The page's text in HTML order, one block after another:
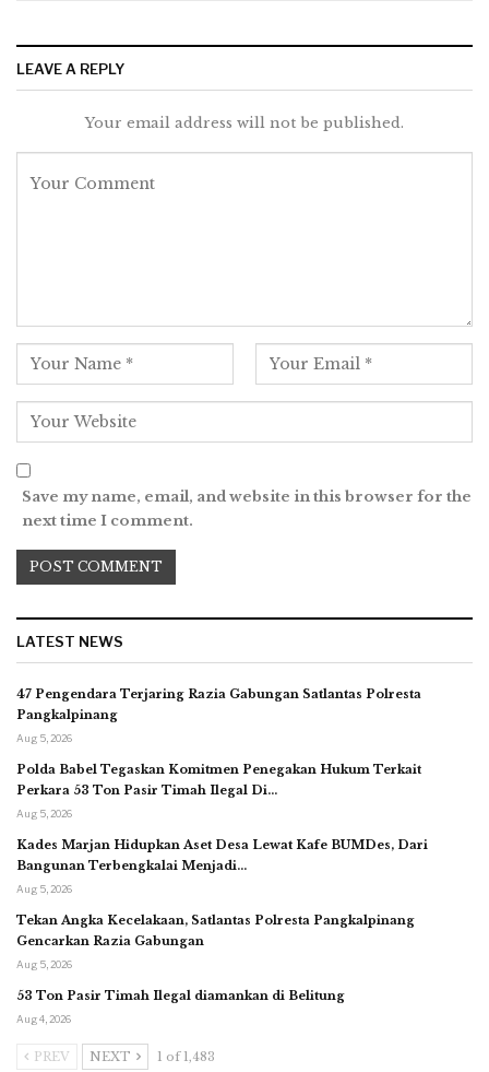
LEAVE A REPLY
Your email address will not be published.
Save my name, email, and website in this browser for the
next time I comment.
LATEST NEWS
47 Pengendara Terjaring Razia Gabungan Satlantas Polresta
Pangkalpinang
Aug 5, 2026
Polda Babel Tegaskan Komitmen Penegakan Hukum Terkait
Perkara 53 Ton Pasir Timah Ilegal Di…
Aug 5, 2026
Kades Marjan Hidupkan Aset Desa Lewat Kafe BUMDes, Dari
Bangunan Terbengkalai Menjadi…
Aug 5, 2026
Tekan Angka Kecelakaan, Satlantas Polresta Pangkalpinang
Gencarkan Razia Gabungan
Aug 5, 2026
53 Ton Pasir Timah Ilegal diamankan di Belitung
Aug 4, 2026
PREV NEXT 1 of 1,483